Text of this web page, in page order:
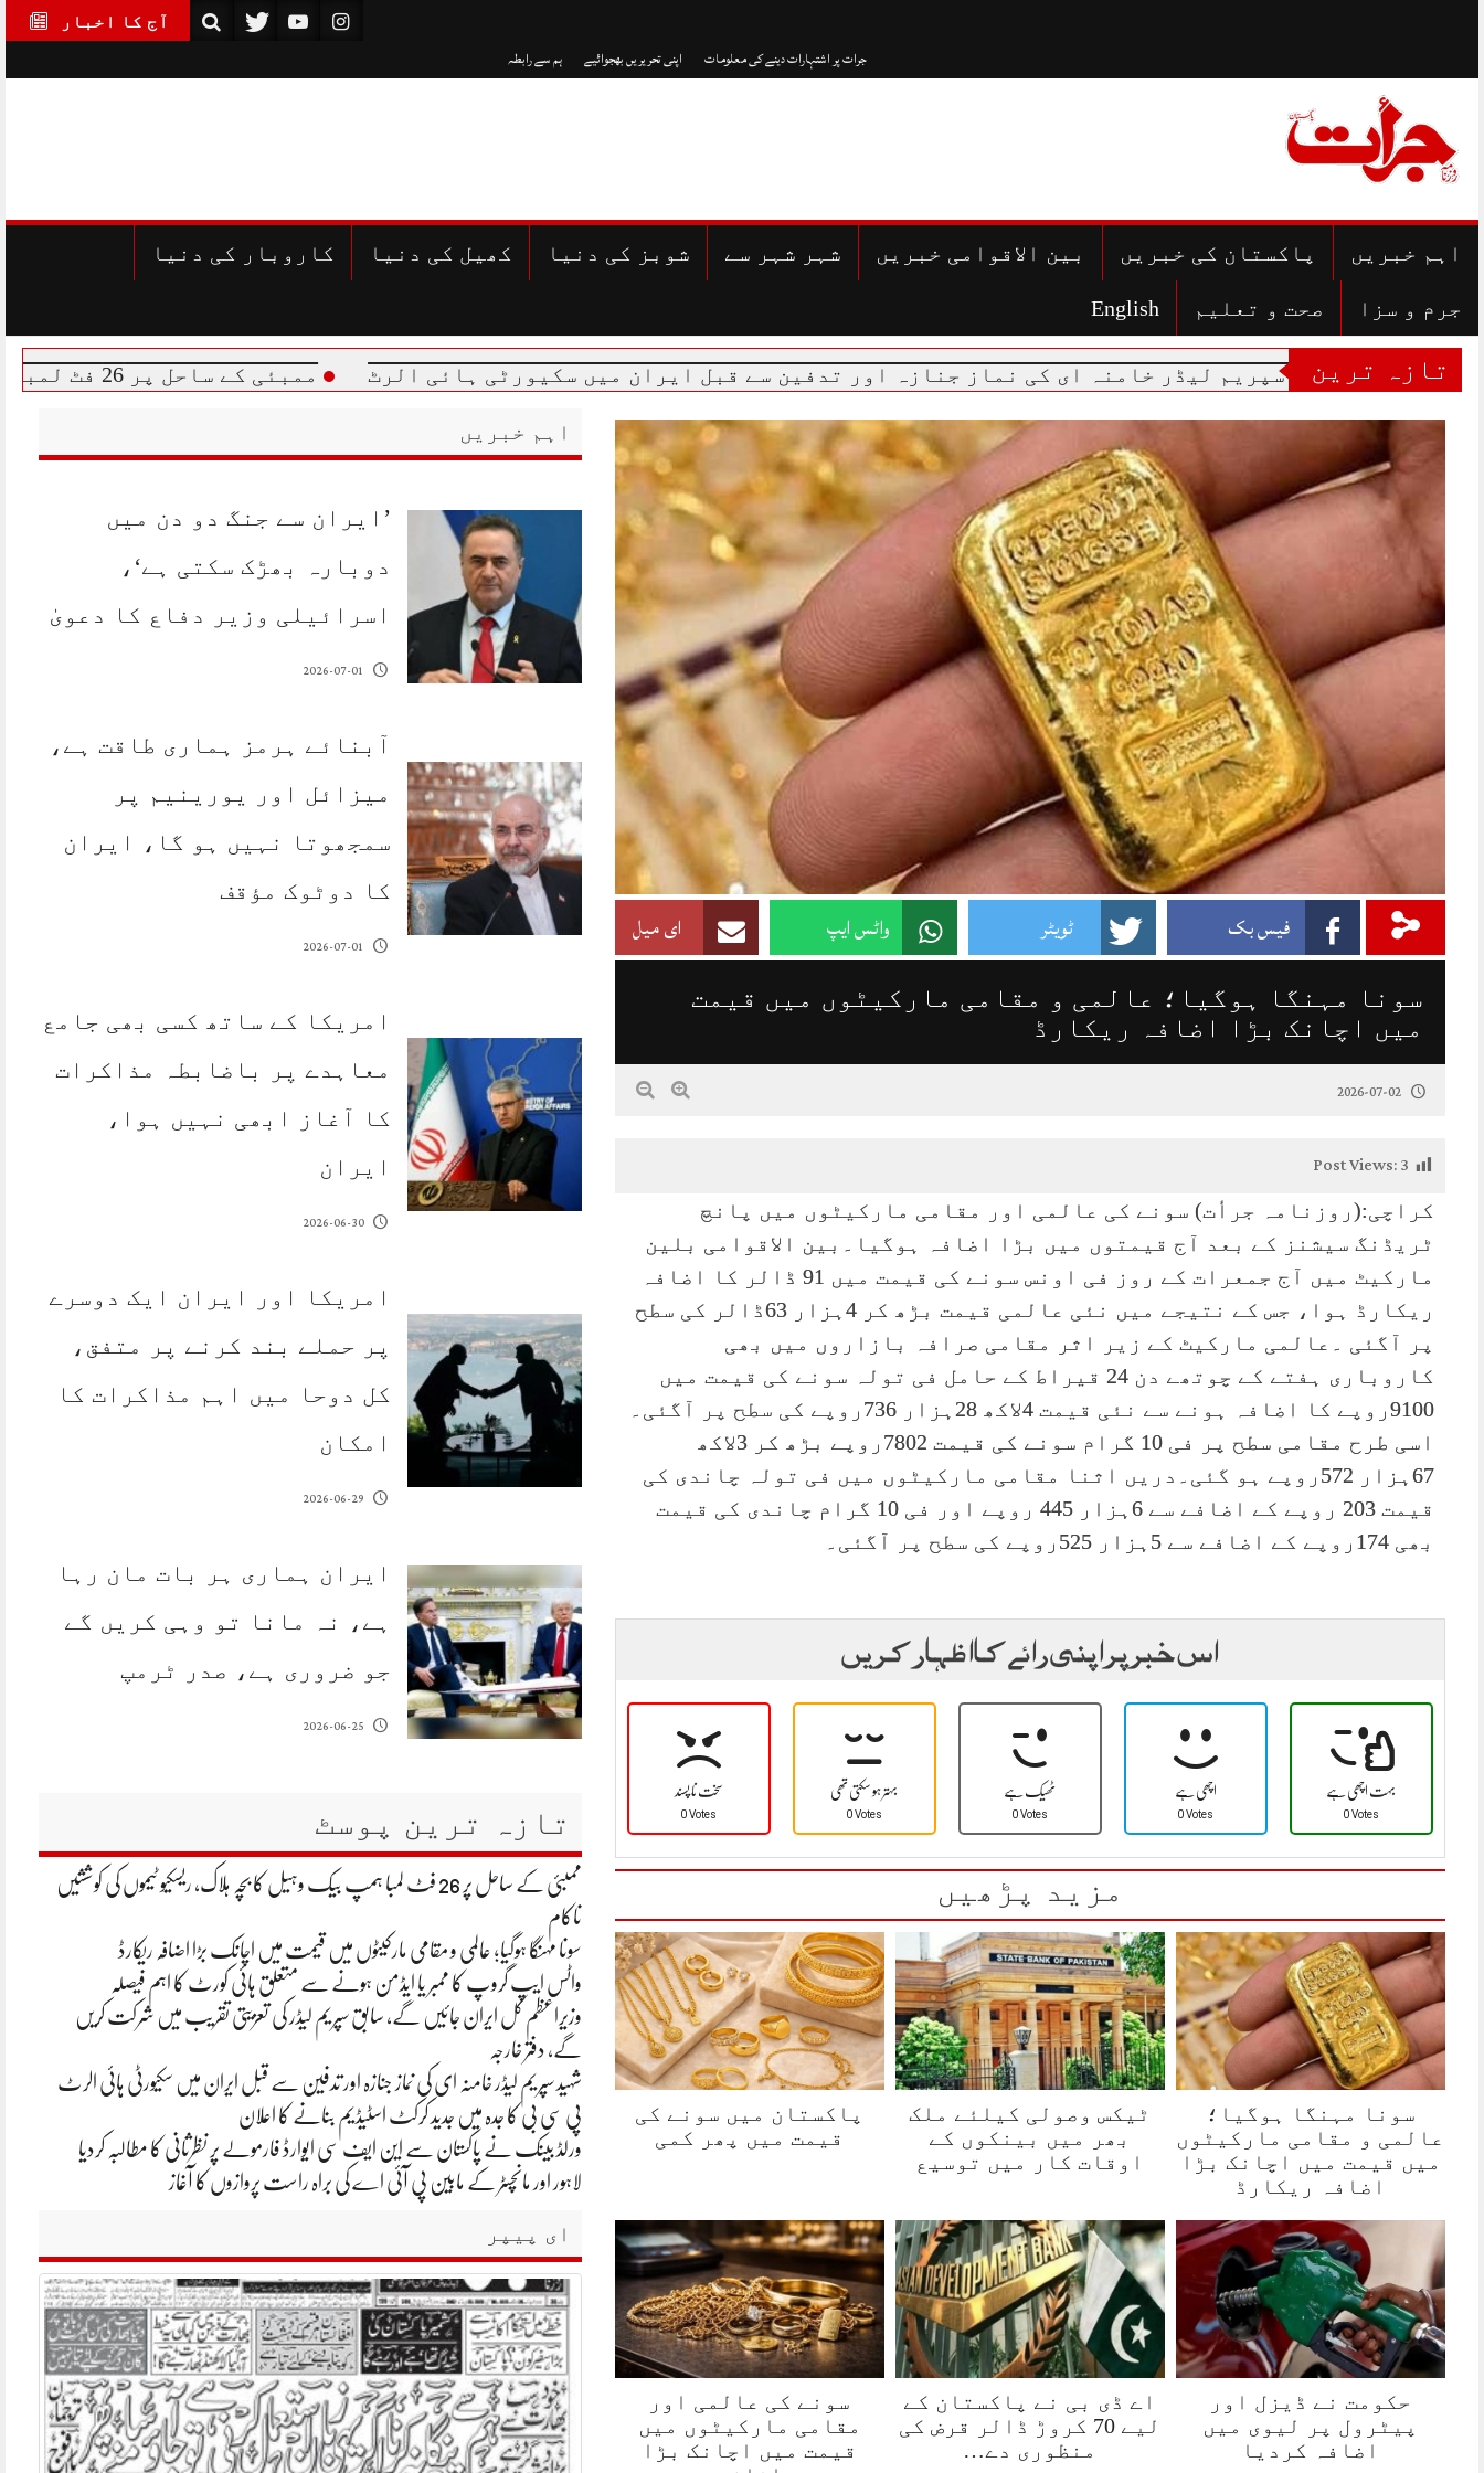
آج کا اخبار
جرات پر اشتہارات دینے کی معلومات اپنی تحریریں بھجوائیے ہم سے رابطہ
اہم خبریں پاکستان کی خبریں بین الاقوامی خبریں شہر شہر سے شوبز کی دنیا کھیل کی دنیا کاروبار کی دنیا
جرم و سزا صحت و تعلیم English
تازہ ترین
شہید سپریم لیڈر خامنہ ای کی نماز جنازہ اور تدفین سے قبل ایران میں سکیورٹی ہائی الرٹ ممبئی کے ساحل پر 26 فٹ لمبا ہمپ بیک وہیل کا بچہ ہلاک، ریسکیو ٹیموں کی کوششیں ناکام
فیس بک ٹویٹر واٹس ایپ ای میل
سونا مہنگا ہوگیا؛ عالمی و مقامی مارکیٹوں میں قیمت
میں اچانک بڑا اضافہ ریکارڈ
2026-07-02
Post Views:3
کراچی:(روزنامہ جرأت) سونے کی عالمی اور مقامی مارکیٹوں میں پانچ
ٹریڈنگ سیشنز کے بعد آج قیمتوں میں بڑا اضافہ ہوگیا۔بین الاقوامی بلین
مارکیٹ میں آج جمعرات کے روز فی اونس سونے کی قیمت میں 91 ڈالر کا اضافہ
ریکارڈ ہوا، جس کے نتیجے میں نئی عالمی قیمت بڑھ کر 4ہزار 63ڈالر کی سطح
پر آگئی ۔عالمی مارکیٹ کے زیر اثر مقامی صرافہ بازاروں میں بھی
کاروباری ہفتے کے چوتھے دن 24 قیراط کے حامل فی تولہ سونے کی قیمت میں
9100روپے کا اضافہ ہونے سے نئی قیمت 4لاکھ 28ہزار 736روپے کی سطح پر آگئی۔
اسی طرح مقامی سطح پر فی 10 گرام سونے کی قیمت 7802روپے بڑھ کر 3لاکھ
67ہزار 572روپے ہو گئی۔دریں اثنا مقامی مارکیٹوں میں فی تولہ چاندی کی
قیمت 203 روپے کے اضافے سے 6ہزار 445 روپے اور فی 10 گرام چاندی کی قیمت
بھی 174روپے کے اضافے سے 5ہزار 525روپے کی سطح پر آگئی۔
اس خبر پر اپنی رائے کا اظہار کریں
سخت نا پسند
0 Votes
بہتر ہو سکتی تھی
0 Votes
ٹھیک ہے
0 Votes
اچھی ہے
0 Votes
بہت اچھی ہے
0 Votes
مزید پڑھیں
سونا مہنگا ہوگیا؛
عالمی و مقامی مارکیٹوں
میں قیمت میں اچانک بڑا
اضافہ ریکارڈ
ٹیکس وصولی کیلئے ملک
بھر میں بینکوں کے
اوقات کار میں توسیع
پاکستان میں سونے کی
قیمت میں پھر کمی
حکومت نے ڈیزل اور
پیٹرول پر لیوی میں
اضافہ کردیا
اے ڈی بی نے پاکستان کے
لیے 70 کروڑ ڈالر قرض کی
منظوری دے…
سونے کی عالمی اور
مقامی مارکیٹوں میں
قیمت میں اچانک بڑا
اہم خبریں
’ایران سے جنگ دو دن میں
دوبارہ بھڑک سکتی ہے‘،
اسرائیلی وزیر دفاع کا دعویٰ
2026-07-01
آبنائے ہرمز ہماری طاقت ہے،
میزائل اور یورینیم پر
سمجھوتا نہیں ہو گا، ایران
کا دوٹوک مؤقف
2026-07-01
امریکا کے ساتھ کسی بھی جامع
معاہدے پر باضابطہ مذاکرات
کا آغاز ابھی نہیں ہوا،
ایران
2026-06-30
امریکا اور ایران ایک دوسرے
پر حملے بند کرنے پر متفق،
کل دوحا میں اہم مذاکرات کا
امکان
2026-06-29
ایران ہماری ہر بات مان رہا
ہے، نہ مانا تو وہی کریں گے
جو ضروری ہے، صدر ٹرمپ
2026-06-25
تازہ ترین پوسٹ
ممبئی کے ساحل پر 26 فٹ لمبا ہمپ بیک وہیل کا بچہ ہلاک، ریسکیو ٹیموں کی کوششیں
ناکام
سونا مہنگا ہوگیا؛ عالمی و مقامی مارکیٹوں میں قیمت میں اچانک بڑا اضافہ ریکارڈ
واٹس ایپ گروپ کا ممبر یا ایڈمن ہونے سے متعلق ہائی کورٹ کا اہم فیصلہ
وزیراعظم کل ایران جائیں گے، سابق سپریم لیڈر کی تعزیتی تقریب میں شرکت کریں
گے، دفتر خارجہ
شہید سپریم لیڈر خامنہ ای کی نماز جنازہ اور تدفین سے قبل ایران میں سکیورٹی ہائی الرٹ
پی سی بی کا جدہ میں جدید کرکٹ اسٹیڈیم بنانے کا اعلان
ورلڈ بینک نے پاکستان سے این ایف سی ایوارڈ فارمولے پر نظرثانی کا مطالبہ کردیا
لاہور اور مانچسٹر کے مابین پی آئی اے کی براہ راست پروازوں کا آغاز
ای پیپر